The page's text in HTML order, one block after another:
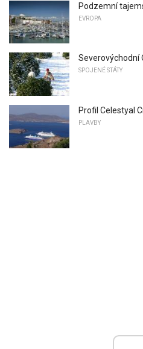
Podzemní
EVROPA
Severovýchodní
SPOJENÉ STÁTY
Profil Celestyal
PLAVBY